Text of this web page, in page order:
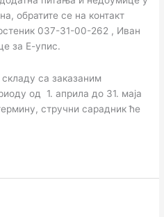
обратите се на контакт
037-31-00-262 , Иван
за Е-упис.
са заказаним
од 1. априла до 31. маја
стручни сарадник ће